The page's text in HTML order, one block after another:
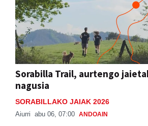
Sorabilla Trail, aurtengo
nagusia
SORABILLAKO JAIAK 2026
Aiurri abu 06, 07:00 ANDOAIN